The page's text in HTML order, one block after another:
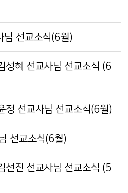
님 선교소식(6월)
성혜 선교사님 선교소식 (6
정 선교사님 선교소식(6월)
선교소식(6월)
선진 선교사님 선교소식 (5